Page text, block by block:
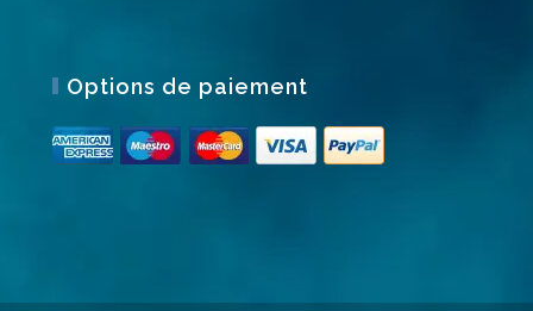
Options de paiement